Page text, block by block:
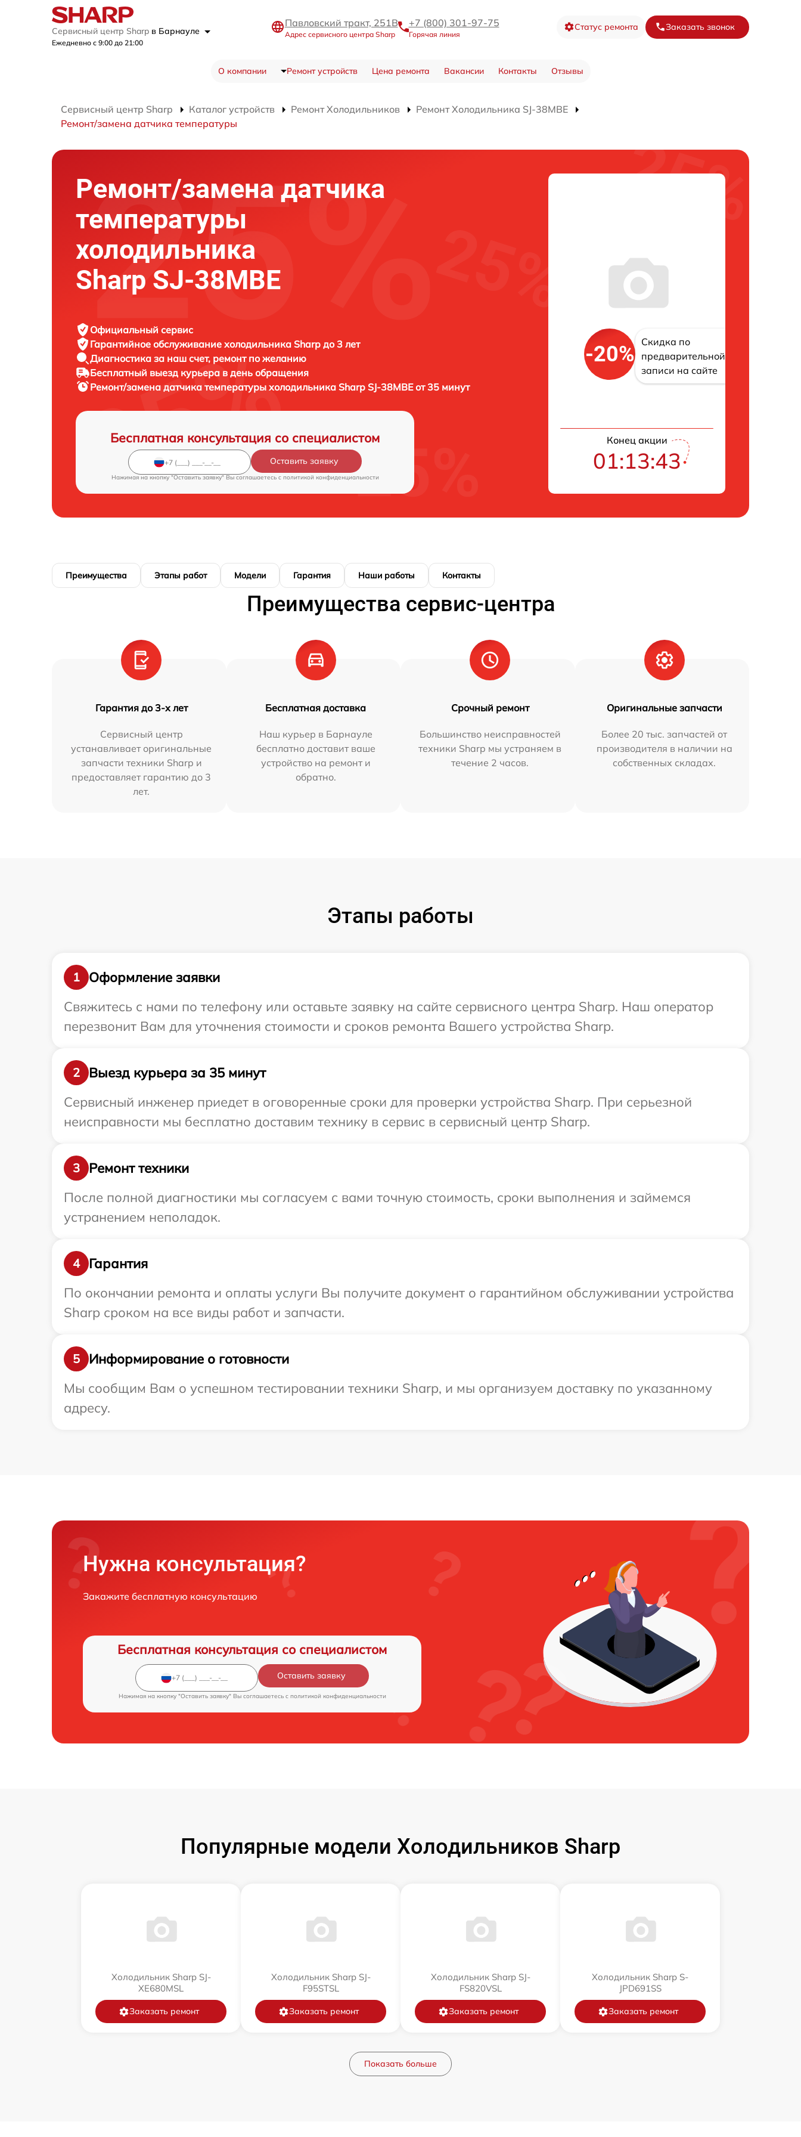
Сервисный центр Sharp в Барнауле
Ежедневно с 9:00 до 21:00
Павловский тракт, 251В
Адрес сервисного центра Sharp
+7 (800) 301-97-75
Горячая линия
Статус ремонта Заказать звонок
О компании Ремонт устройств Цена ремонта Вакансии Контакты Отзывы
Сервисный центр Sharp Каталог устройств Ремонт Холодильников
Ремонт Холодильника SJ-38MBE
Ремонт/замена датчика температуры
Ремонт/замена датчика
температуры
холодильника
Sharp SJ-38MBE
Официальный сервис
Гарантийное обслуживание холодильника Sharp до 3 лет
Диагностика за наш счет, ремонт по желанию
Бесплатный выезд курьера в день обращения
Ремонт/замена датчика температуры холодильника Sharp SJ-38MBE от 35 минут
Бесплатная консультация со специалистом
Оставить заявку
Нажимая на кнопку "Оставить заявку" Вы соглашаетесь c политикой конфиденциальности
-20%
Скидка по
предварительной
записи на сайте
Конец акции
01:13:42
Преимущества Этапы работ Модели Гарантия Наши работы Контакты
Преимущества сервис-центра
Гарантия до 3-х лет
Сервисный центр
устанавливает оригинальные
запчасти техники Sharp и
предоставляет гарантию до 3
лет.
Бесплатная доставка
Наш курьер в Барнауле
бесплатно доставит ваше
устройство на ремонт и
обратно.
Срочный ремонт
Большинство неисправностей
техники Sharp мы устраняем в
течение 2 часов.
Оригинальные запчасти
Более 20 тыс. запчастей от
производителя в наличии на
собственных складах.
Этапы работы
1
Оформление заявки
Свяжитесь с нами по телефону или оставьте заявку на сайте сервисного центра Sharp. Наш оператор
перезвонит Вам для уточнения стоимости и сроков ремонта Вашего устройства Sharp.
2
Выезд курьера за 35 минут
Сервисный инженер приедет в оговоренные сроки для проверки устройства Sharp. При серьезной
неисправности мы бесплатно доставим технику в сервис в сервисный центр Sharp.
3
Ремонт техники
После полной диагностики мы согласуем с вами точную стоимость, сроки выполнения и займемся
устранением неполадок.
4
Гарантия
По окончании ремонта и оплаты услуги Вы получите документ о гарантийном обслуживании устройства
Sharp сроком на все виды работ и запчасти.
5
Информирование о готовности
Мы сообщим Вам о успешном тестировании техники Sharp, и мы организуем доставку по указанному
адресу.
Нужна консультация?
Закажите бесплатную консультацию
Бесплатная консультация со специалистом
Оставить заявку
Нажимая на кнопку "Оставить заявку" Вы соглашаетесь c политикой конфиденциальности
Популярные модели Холодильников Sharp
Холодильник Sharp SJ-
XE680MSL
Заказать ремонт
Холодильник Sharp SJ-
F95STSL
Заказать ремонт
Холодильник Sharp SJ-
FS820VSL
Заказать ремонт
Холодильник Sharp S-
JPD691SS
Заказать ремонт
Показать больше